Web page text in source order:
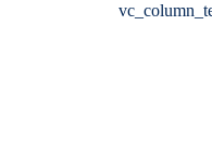
[vc_row 0=””][vc_column